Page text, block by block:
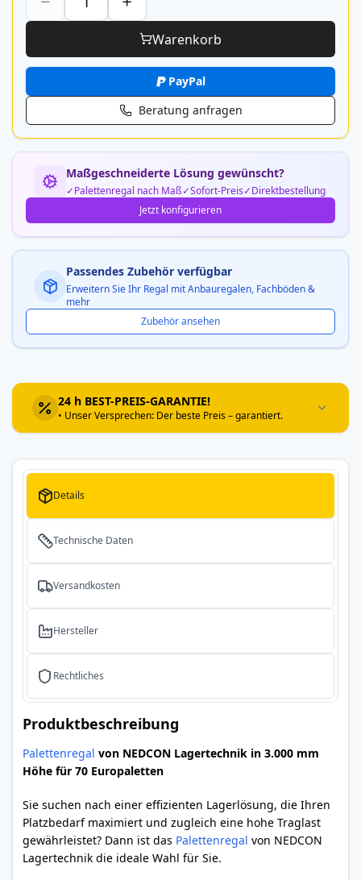
Warenkorb
PayPal
Beratung anfragen
Maßgeschneiderte Lösung gewünscht?
Palettenregal nach Maß Sofort-Preis
Direktbestellung
Jetzt konfigurieren
Passendes Zubehör verfügbar
Erweitern Sie Ihr Regal mit Anbauregalen, Fachböden &
mehr
Zubehör ansehen
24 h BEST-PREIS-GARANTIE!
• Unser Versprechen: Der beste Preis – garantiert.
Details
Technische Daten
Versandkosten
Hersteller
Rechtliches
Produktbeschreibung
Palettenregal von NEDCON Lagertechnik in 3.000 mm
Höhe für 70 Europaletten
Sie suchen nach einer effizienten Lagerlösung, die Ihren
Platzbedarf maximiert und zugleich eine hohe Traglast
gewährleistet? Dann ist das Palettenregal von NEDCON
Lagertechnik die ideale Wahl für Sie.